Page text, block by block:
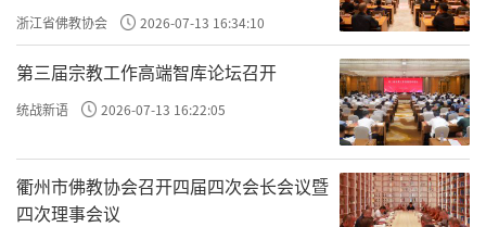
浙江省佛教协会 2026-07-13 16:34:10
第三届宗教工作高端智库论坛召开
统战新语 2026-07-13 16:22:05
衢州市佛教协会召开四届四次会长会议暨
四次理事会议